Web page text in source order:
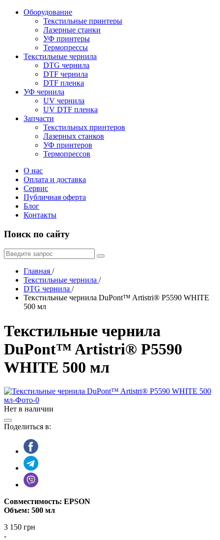
Оборудование
Текстильные принтеры
Лазерные станки
УФ принтеры
Термопрессы
Текстильные чернила
DTG чернила
DTF чернила
DTF пленка
УФ чернила
UV чернила
UV DTF пленка
Запчасти
Текстильных принтеров
Лазерных станков
УФ принтеров
Термопрессов
О нас
Оплата и доставка
Сервис
Публичная оферта
Блог
Контакты
Поиск по сайту
Главная /
Текстильные чернила /
DTG чернила /
Текстильные чернила DuPont™ Artistri® P5590 WHITE
500 мл
Текстильные чернила
DuPont™ Artistri® P5590
WHITE 500 мл
Нет в наличии
Поделиться в:
Совместимость: EPSON
Объем: 500 мл
3 150 грн
-